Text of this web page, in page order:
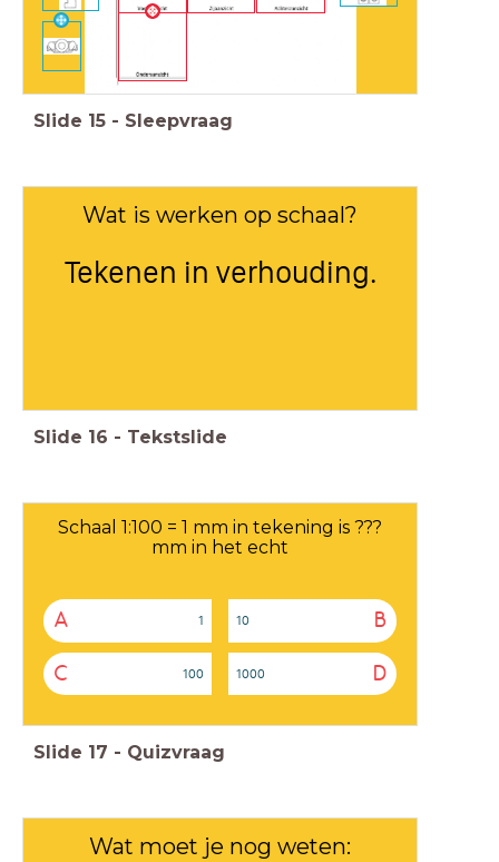
Slide 15 - Sleepvraag
Wat is werken op schaal?
Tekenen in verhouding.
Slide 16 - Tekstslide
Schaal 1:100 = 1 mm in tekening is ???
mm in het echt
A 1 B
10
C 100 D
1000
Slide 17 - Quizvraag
Wat moet je nog weten: